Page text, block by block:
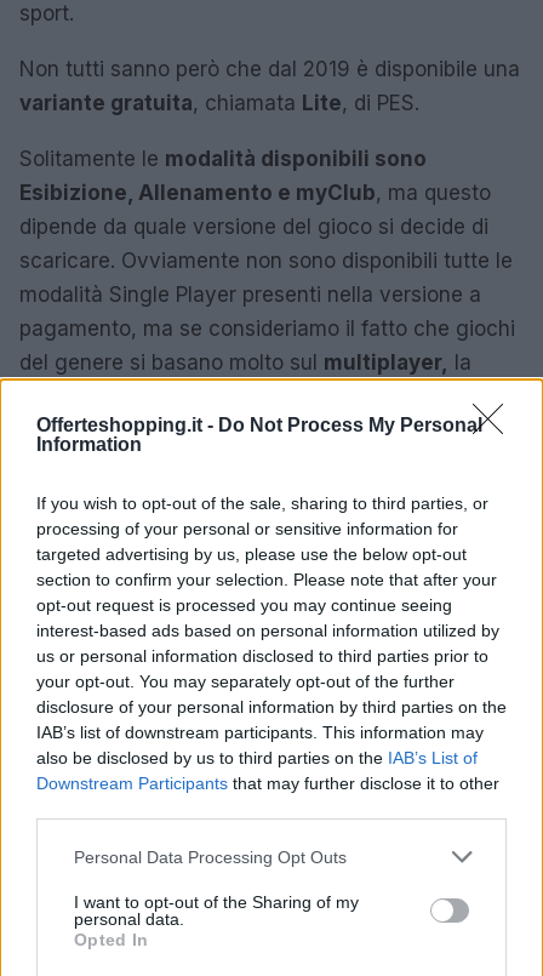
Offerteshopping.it - Do Not Process My Personal
Information
If you wish to opt-out of the sale, sharing to third parties, or
processing of your personal or sensitive information for
targeted advertising by us, please use the below opt-out
section to confirm your selection. Please note that after your
opt-out request is processed you may continue seeing
interest-based ads based on personal information utilized by
us or personal information disclosed to third parties prior to
your opt-out. You may separately opt-out of the further
disclosure of your personal information by third parties on the
IAB’s list of downstream participants. This information may
also be disclosed by us to third parties on the IAB’s List of
Downstream Participants that may further disclose it to other
Please note that this website/app uses one or more Google
not limited to your visit or usage behaviour. You may click to
grant or deny consent to Google and its third-party tags to
use your data for below specified purposes in below Google
Personal Data Processing Opt Outs
I want to opt-out of the Sharing of my
personal data.
Opted In
sport.
Non tutti sanno però che dal 2019 è disponibile una
variante gratuita, chiamata Lite, di PES.
Solitamente le modalità disponibili sono
Esibizione, Allenamento e myClub, ma questo
dipende da quale versione del gioco si decide di
scaricare. Ovviamente non sono disponibili tutte le
modalità Single Player presenti nella versione a
pagamento, ma se consideriamo il fatto che giochi
del genere si basano molto sul multiplayer, la
vostro.
videogiochi per bambini
AUTORE
Rossana Pucceri